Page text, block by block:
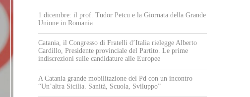
1 dicembre: il prof. Tudor Petcu e la Giornata della Grande
Unione in Romania
Catania, il Congresso di Fratelli d’Italia rielegge Alberto
Cardillo, Presidente provinciale del Partito. Le prime
indiscrezioni sulle candidature alle Europee
A Catania grande mobilitazione del Pd con un incontro
“Un’altra Sicilia. Sanità, Scuola, Sviluppo”